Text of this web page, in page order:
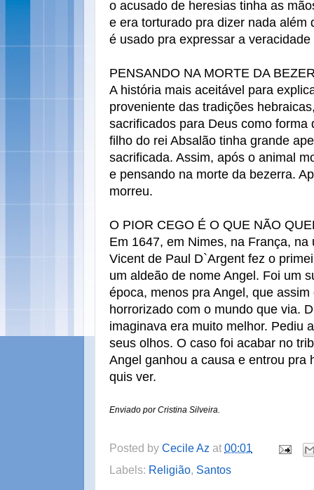
o acusado de heresias tinha as
e era torturado pra dizer nada além
é usado pra expressar a
PENSANDO NA MORTE DA
A história mais aceitável para
proveniente das tradições
sacrificados para Deus como forma
filho do rei Absalão tinha grande
sacrificada. Assim, após o animal
e pensando na morte da bezerra.
morreu.
O PIOR CEGO É O QUE NÃO
Em 1647, em Nimes, na França,
Vicent de Paul D`Argent fez o
um aldeão de nome Angel. Foi um
época, menos pra Angel, que
horrorizado com o mundo que via.
imaginava era muito melhor. Pediu
seus olhos. O caso foi acabar no
Angel ganhou a causa e entrou pra
quis ver.
Enviado por Cristina Silveira.
Posted by Cecile Az at 00:01
Labels: Religião, Santos